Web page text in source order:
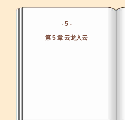
- 5 -
第 5 章 云龙入云